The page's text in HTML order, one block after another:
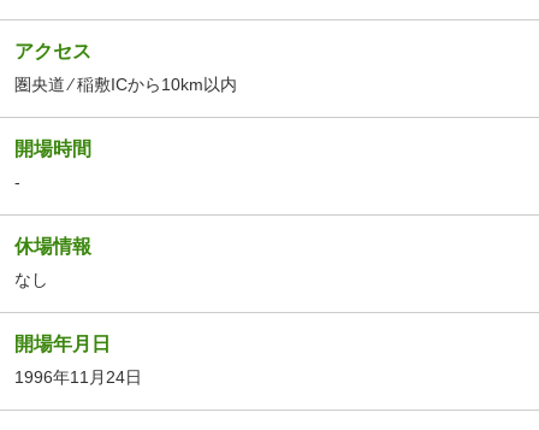
アクセス
圏央道 ⁄ 稲敷ICから10km以内
開場時間
-
休場情報
なし
開場年月日
1996年11月24日